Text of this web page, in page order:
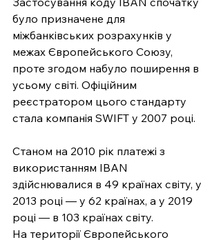
було призначене для
міжбанківських розрахунків у
межах Європейського Союзу,
проте згодом набуло поширення в
усьому світі. Офіційним
реєстратором цього стандарту
стала компанія SWIFT у 2007 році.
Станом на 2010 рік платежі з
використанням IBAN
здійснювалися в 49 країнах світу, у
2013 році — у 62 країнах, а у 2019
році — в 103 країнах світу.
На території Європейського